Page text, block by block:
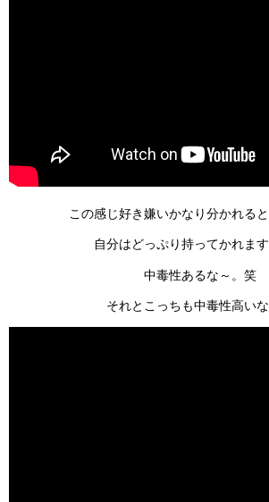
この感じ好き嫌いかなり分かれると
自分はどっぷり持ってかれます
中毒性あるな～。笑
それとこっちも中毒性高いな